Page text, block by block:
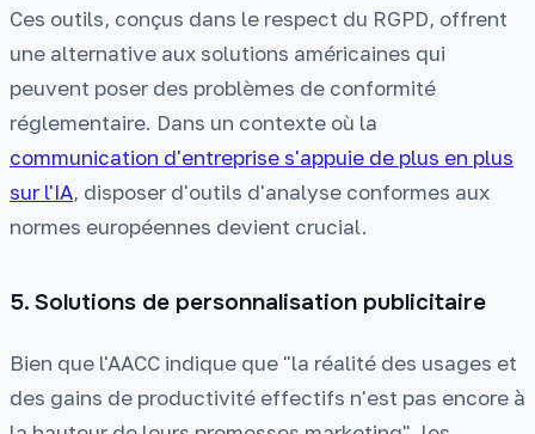
Ces outils, conçus dans le respect du RGPD, offrent
une alternative aux solutions américaines qui
peuvent poser des problèmes de conformité
réglementaire. Dans un contexte où la
communication d'entreprise s'appuie de plus en plus
sur l'IA, disposer d'outils d'analyse conformes aux
normes européennes devient crucial.
5. Solutions de personnalisation publicitaire
Bien que l'AACC indique que "la réalité des usages et
des gains de productivité effectifs n'est pas encore à